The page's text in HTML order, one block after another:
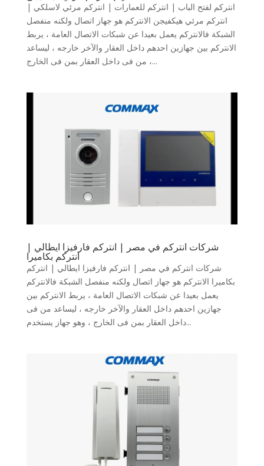
انتركم لفتح الباب | انتركم للعمارات | انتركم مرئي لاسلكي |
انتركم مرئي هيكفيجن الانتركم هو جهاز اتصال ولكنه منفصل
الشبكة فالانتركم يعمل بعيدا عن شبكات الاتصال العامة ، يربط
الانتركم بين جهازين احدهم داخل العقار والآخر خارجه ، ليساعد
من فى داخل العقار بمن فى الخارج ،...
شركات انتركم في مصر | انتركم فارفيزا ايطالي |
انتركم بكاميرا
شركات انتركم في مصر | انتركم فارفيزا ايطالي | انتركم
بكاميرا الانتركم هو جهاز اتصال ولكنه منفصل الشبكة فالانتركم
يعمل بعيدا عن شبكات الاتصال العامة ، يربط الانتركم بين
جهازين احدهم داخل العقار والآخر خارجه ، ليساعد من فى
داخل العقار بمن فى الخارج ، وهو جهاز يستخدم...